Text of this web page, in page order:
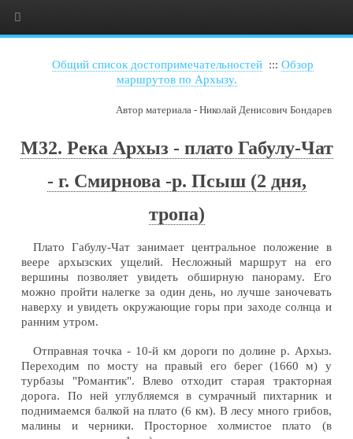
Общий список достопримечательностей::: Обзор
маршрутов по Архызу.
Автор материала - Николай Денисович Бондарев
М32. Река Архыз - плато Габулу-Чат
- г. Смирнова -р. Псыш (2 дня,
тропа)
Плато Габулу-Чат занимает центральное положение в
веере архызских ущелий. Несложный маршрут на его
вершины позволяет увидеть обширную панораму. Его
можно пройти налегке за один день, но лучше заночевать
наверху и увидеть окружающие горы при заходе солнца и
ранним утром.
Отправная точка - 10-й км дороги по долине р. Архыз.
Переходим по мосту на правый его берег (1660 м) у
турбазы "Романтик". Влево отходит старая тракторная
дорога. По ней углубляемся в сумрачный пихтарник и
поднимаемся балкой на плато (6 км). В лесу много грибов,
малины и черники. Просторное холмистое плато (в